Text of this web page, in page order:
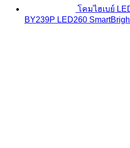
โคมไฮเบย์
BY239P LED260